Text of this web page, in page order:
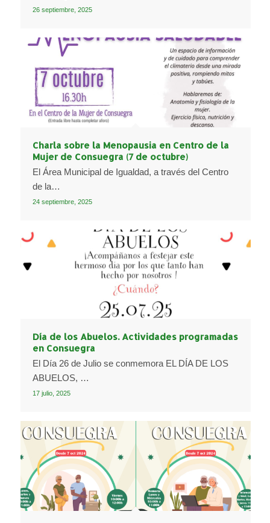
26 septiembre, 2025
Charla sobre la Menopausia en Centro de la
Mujer de Consuegra (7 de octubre)
El Área Municipal de Igualdad, a través del Centro
de la…
24 septiembre, 2025
Día de los Abuelos. Actividades programadas
en Consuegra
El Día 26 de Julio se conmemora EL DÍA DE LOS
ABUELOS, …
17 julio, 2025